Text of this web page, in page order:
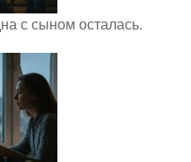
с сыном осталась.